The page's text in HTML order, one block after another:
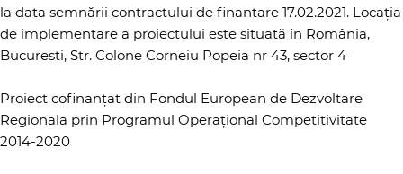
la data semnării contractului de finantare 17.02.2021. Locația
de implementare a proiectului este situată în România,
Bucuresti, Str. Colone Corneiu Popeia nr 43, sector 4
Proiect cofinanțat din Fondul European de Dezvoltare
Regionala prin Programul Operațional Competitivitate
2014-2020